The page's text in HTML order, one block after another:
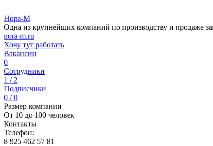
Нора-М
Одна из крупнейших компаний по производству и продаже
nora-m.ru
Хочу тут работать
Вакансии
0
Сотрудники
1 / 2
Подписчики
0 / 0
Размер компании
От 10 до 100 человек
Контакты
Телефон:
8 925 462 57 81